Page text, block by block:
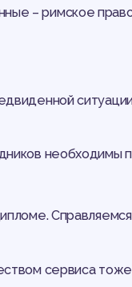
– римское
необходимы
сервиса